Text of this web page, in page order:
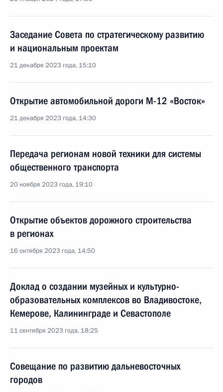
Заседание Совета по стратегическому развитию
и национальным проектам
21 декабря 2023 года, 15:10
Открытие автомобильной дороги М-12 «Восток»
21 декабря 2023 года, 14:30
Передача регионам новой техники для системы
общественного транспорта
20 ноября 2023 года, 19:10
Открытие объектов дорожного строительства
в регионах
16 октября 2023 года, 14:50
Доклад о создании музейных и культурно-
образовательных комплексов во Владивостоке,
Кемерове, Калининграде и Севастополе
11 сентября 2023 года, 18:25
Совещание по развитию дальневосточных
городов